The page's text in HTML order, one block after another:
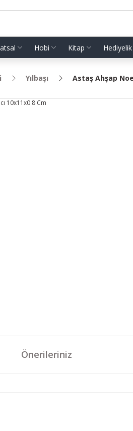
Hobi Kitap Hediyelik
Yılbaşı Astaş Ahşap
Önerileriniz